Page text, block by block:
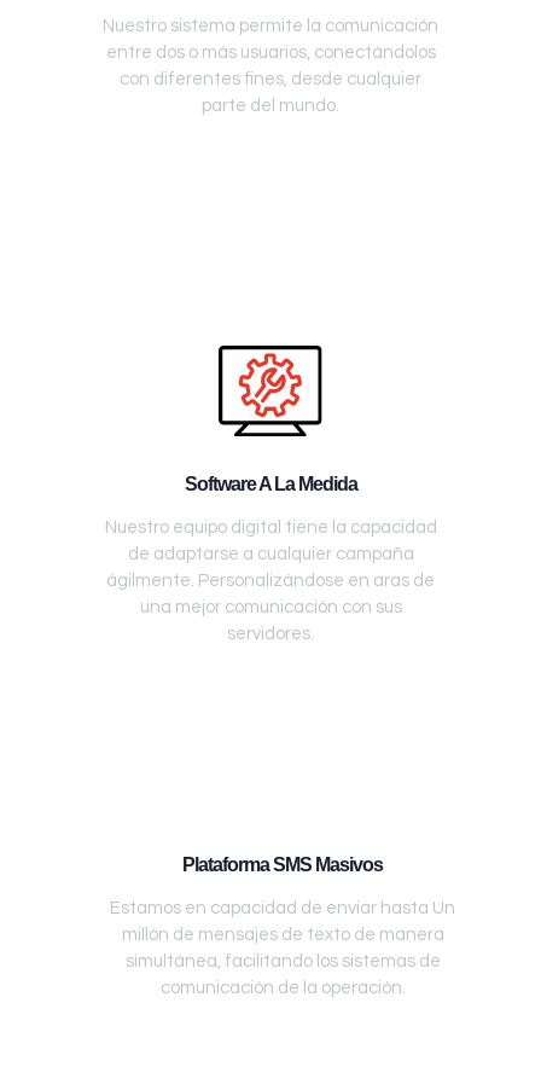
Nuestro sistema permite la comunicación
entre dos o más usuarios, conectándolos
con diferentes fines, desde cualquier
parte del mundo.
Software A La Medida
Nuestro equipo digital tiene la capacidad
de adaptarse a cualquier campaña
ágilmente. Personalizándose en aras de
una mejor comunicación con sus
servidores.
Plataforma SMS Masivos
Estamos en capacidad de enviar hasta Un
millón de mensajes de texto de manera
simultánea, facilitando los sistemas de
comunicación de la operación.